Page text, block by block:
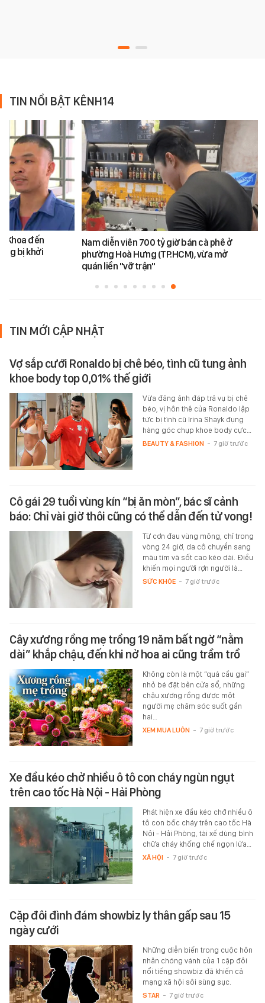
TIN NỔI BẬT KÊNH14
Khoa đến
bị khởi
Nam diễn viên 700 tỷ giờ bán cà phê ở
phường Hoà Hưng (TP.HCM), vừa mở
quán liền "vỡ trận"
TIN MỚI CẬP NHẬT
Vợ sắp cưới Ronaldo bị chê béo, tình cũ tung ảnh
khoe body top 0,01% thế giới
Vừa đăng ảnh đáp trả vụ bị chê
béo, vị hôn thê của Ronaldo lập
tức bị tình cũ Irina Shayk đụng
hàng góc chụp khoe body cực…
BEAUTY & FASHION - 7 giờ trước
Cô gái 29 tuổi vùng kín “bị ăn mòn”, bác sĩ cảnh
báo: Chỉ vài giờ thôi cũng có thể dẫn đến tử vong!
Từ cơn đau vùng mông, chỉ trong
vòng 24 giờ, da cô chuyển sang
màu tím và sốt cao kéo dài. Điều
khiến mọi người rợn người là…
SỨC KHỎE - 7 giờ trước
Cây xương rồng mẹ trồng 19 năm bất ngờ “nằm
dài” khắp chậu, đến khi nở hoa ai cũng trầm trồ
Không còn là một “quả cầu gai”
nhỏ bé đặt bên cửa sổ, những
chậu xương rồng được một
người mẹ chăm sóc suốt gần
hai…
XEM MUA LUÔN - 7 giờ trước
Xe đầu kéo chở nhiều ô tô con cháy ngùn ngụt
trên cao tốc Hà Nội - Hải Phòng
Phát hiện xe đầu kéo chở nhiều ô
tô con bốc cháy trên cao tốc Hà
Nội - Hải Phòng, tài xế dùng bình
chữa cháy khống chế ngọn lửa…
XÃ HỘI - 7 giờ trước
Cặp đôi đình đám showbiz ly thân gấp sau 15
ngày cưới
Những diễn biến trong cuộc hôn
nhân chóng vánh của 1 cặp đôi
nổi tiếng showbiz đã khiến cả
mạng xã hội sôi sùng sục.
STAR - 7 giờ trước